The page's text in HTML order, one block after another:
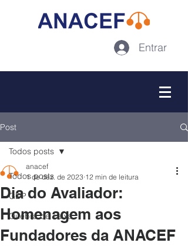
Entrar
Post
Todos posts
GDP
Quebra de caixa
Todos posts
Dia do Avaliador:
Homenagem aos
Fundadores da ANACEF
anacef
1 de dez. de 2023 12 min de leitura